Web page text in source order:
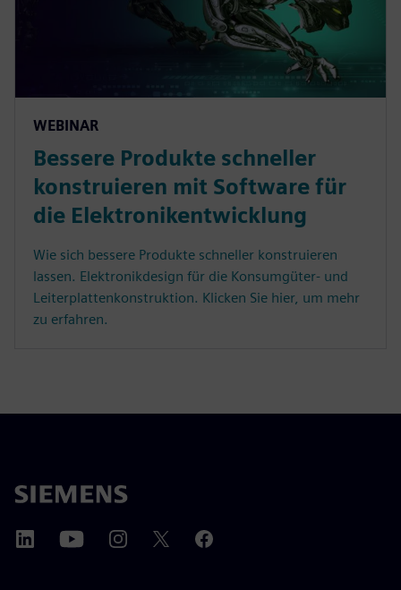
WEBINAR
Bessere Produkte schneller
konstruieren mit Software für
die Elektronikentwicklung
Wie sich bessere Produkte schneller konstruieren
lassen. Elektronikdesign für die Konsumgüter- und
Leiterplattenkonstruktion. Klicken Sie hier, um mehr
zu erfahren.